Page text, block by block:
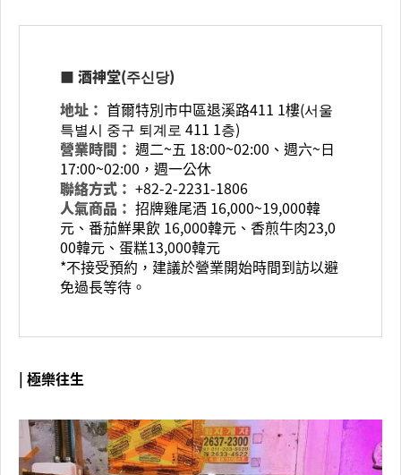
■ 酒神堂(주신당)
地址： 首爾特別市中區退溪路411 1樓(서울
특별시 중구 퇴계로 411 1층)
營業時間： 週二~五 18:00~02:00、週六~日
17:00~02:00，週一公休
聯絡方式： +82-2-2231-1806
人氣商品： 招牌雞尾酒 16,000~19,000韓
元、番茄鮮果飲 16,000韓元、香煎牛肉23,0
00韓元、蛋糕13,000韓元
*不接受預約，建議於營業開始時間到訪以避
免過長等待。
| 極樂往生